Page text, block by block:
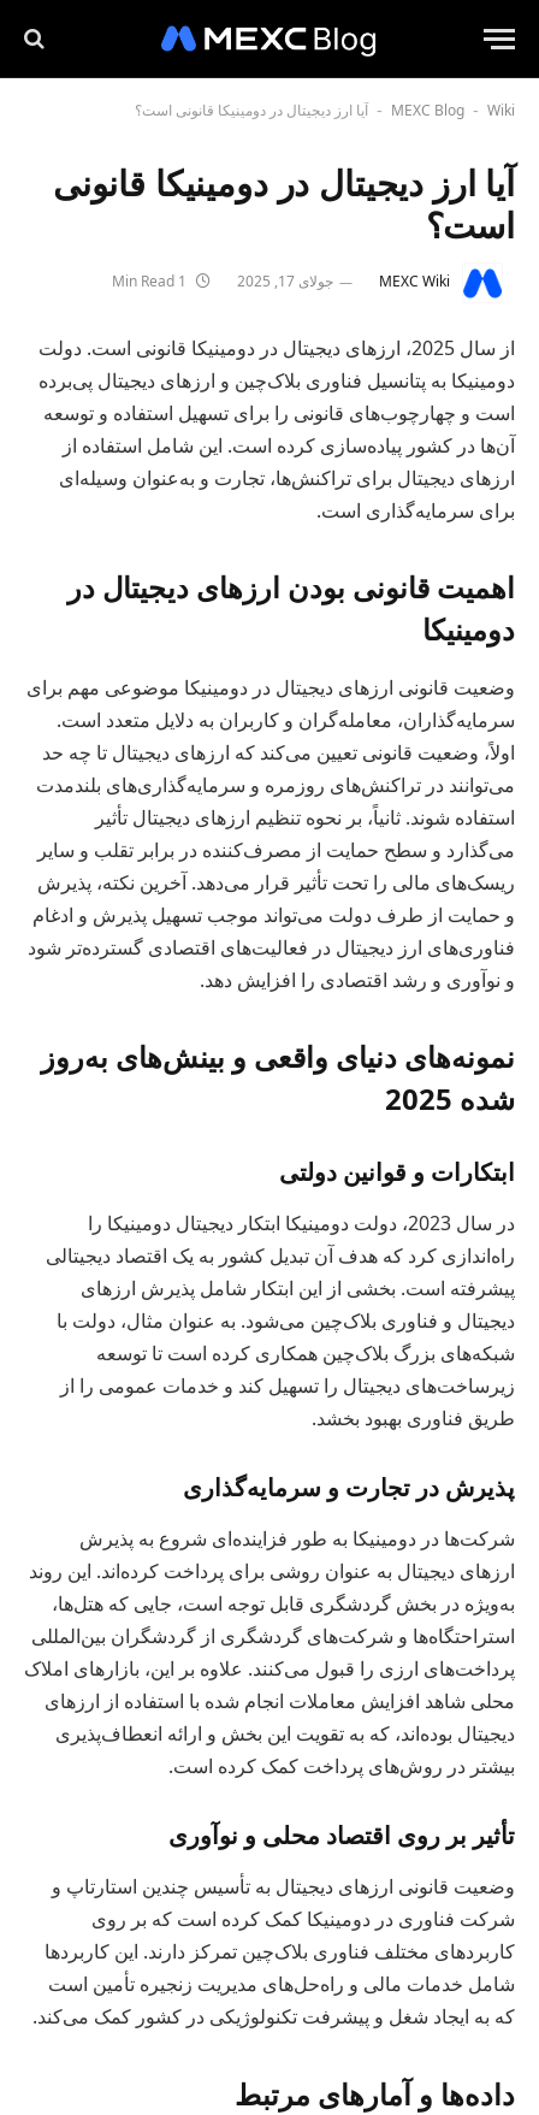
MEXC Blog - Wiki
- آیا ارز دیجیتال در دومینیکا قانونی است؟
آیا ارز دیجیتال در دومینیکا قانونی
است؟
MEXC Wiki جولای 17, 2025
از سال 2025، ارزهای دیجیتال در دومینیکا قانونی است. دولت
دومینیکا به پتانسیل فناوری بلاک‌چین و ارزهای دیجیتال پی‌برده
است و چهارچوب‌های قانونی را برای تسهیل استفاده و توسعه
آن‌ها در کشور پیاده‌سازی کرده است. این شامل استفاده از
ارزهای دیجیتال برای تراکنش‌ها، تجارت و به‌عنوان وسیله‌ای
برای سرمایه‌گذاری است.
اهمیت قانونی بودن ارزهای دیجیتال در
دومینیکا
وضعیت قانونی ارزهای دیجیتال در دومینیکا موضوعی مهم برای
سرمایه‌گذاران، معامله‌گران و کاربران به دلایل متعدد است.
اولاً، وضعیت قانونی تعیین می‌کند که ارزهای دیجیتال تا چه حد
می‌توانند در تراکنش‌های روزمره و سرمایه‌گذاری‌های بلندمدت
استفاده شوند. ثانیاً، بر نحوه تنظیم ارزهای دیجیتال تأثیر
می‌گذارد و سطح حمایت از مصرف‌کننده در برابر تقلب و سایر
ریسک‌های مالی را تحت تأثیر قرار می‌دهد. آخرین نکته، پذیرش
و حمایت از طرف دولت می‌تواند موجب تسهیل پذیرش و ادغام
فناوری‌های ارز دیجیتال در فعالیت‌های اقتصادی گسترده‌تر شود
و نوآوری و رشد اقتصادی را افزایش دهد.
نمونه‌های دنیای واقعی و بینش‌های به‌روز
شده 2025
ابتکارات و قوانین دولتی
در سال 2023، دولت دومینیکا ابتکار دیجیتال دومینیکا را
راه‌اندازی کرد که هدف آن تبدیل کشور به یک اقتصاد دیجیتالی
پیشرفته است. بخشی از این ابتکار شامل پذیرش ارزهای
دیجیتال و فناوری بلاک‌چین می‌شود. به عنوان مثال، دولت با
شبکه‌های بزرگ بلاک‌چین همکاری کرده است تا توسعه
زیرساخت‌های دیجیتال را تسهیل کند و خدمات عمومی را از
طریق فناوری بهبود بخشد.
پذیرش در تجارت و سرمایه‌گذاری
شرکت‌ها در دومینیکا به طور فزاینده‌ای شروع به پذیرش
ارزهای دیجیتال به عنوان روشی برای پرداخت کرده‌اند. این روند
به‌ویژه در بخش گردشگری قابل توجه است، جایی که هتل‌ها،
استراحتگاه‌ها و شرکت‌های گردشگری از گردشگران بین‌المللی
پرداخت‌های ارزی را قبول می‌کنند. علاوه بر این، بازارهای املاک
محلی شاهد افزایش معاملات انجام شده با استفاده از ارزهای
دیجیتال بوده‌اند، که به تقویت این بخش و ارائه انعطاف‌پذیری
بیشتر در روش‌های پرداخت کمک کرده است.
تأثیر بر روی اقتصاد محلی و نوآوری
وضعیت قانونی ارزهای دیجیتال به تأسیس چندین استارتاپ و
شرکت فناوری در دومینیکا کمک کرده است که بر روی
کاربردهای مختلف فناوری بلاک‌چین تمرکز دارند. این کاربردها
شامل خدمات مالی و راه‌حل‌های مدیریت زنجیره تأمین است
که به ایجاد شغل و پیشرفت تکنولوژیکی در کشور کمک می‌کند.
داده‌ها و آمارهای مرتبط